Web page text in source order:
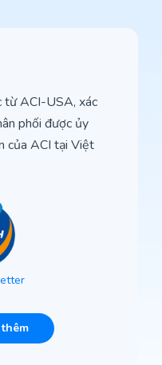
từ ACI-USA, xác
phối được ủy
của ACI tại Việt